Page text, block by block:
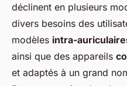
déclinent en plusieurs
divers besoins des
modèles intra-
ainsi que des appareils
et adaptés à un grand